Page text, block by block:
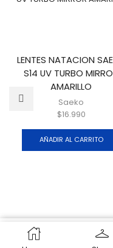
LENTES NATACION
S14 UV TURBO
AMARILLO
Saeko
$16.990
AÑADIR AL CARRITO